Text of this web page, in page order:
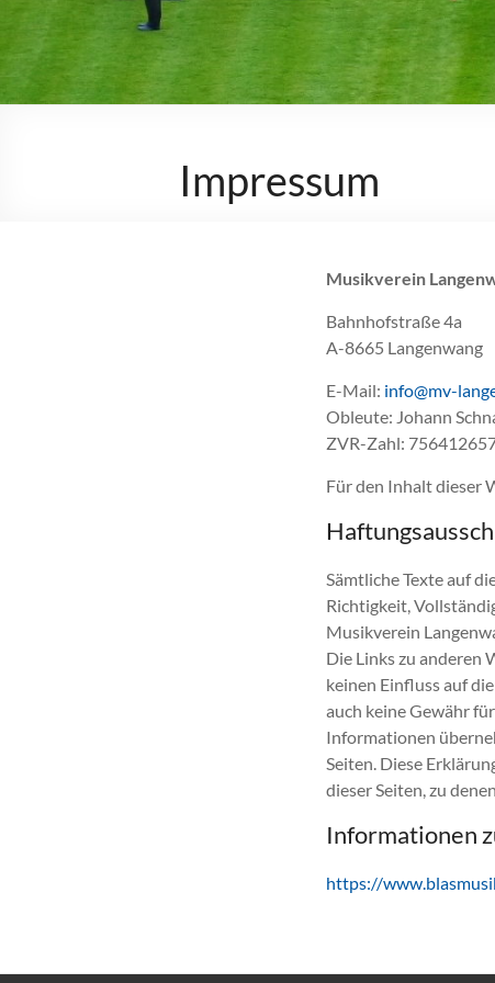
Impressum
Musikverein
Bahnhofstraße 4a
A-8665 Langenwang
E-Mail: info@mv-
Obleute: Johann
ZVR-Zahl:
Für den Inhalt dieser
Sämtliche Texte auf
Richtigkeit,
Musikverein
Die Links zu anderen
keinen Einfluss auf
auch keine Gewähr
Informationen
Seiten. Diese
dieser Seiten, zu
Informationen
https://